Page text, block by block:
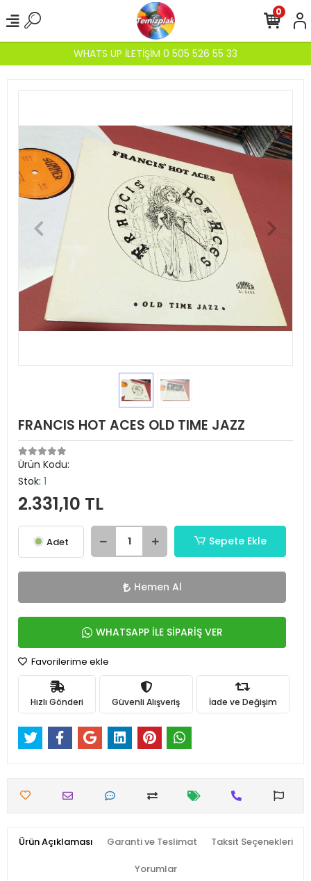
WHATS UP İLETİŞİM 0 505 526 55 33
0
FRANCIS HOT ACES OLD TIME JAZZ
Ürün Kodu:
Stok: 1
2.331,10 TL
Adet Sepete Ekle
Hemen Al
WHATSAPP İLE SİPARİŞ VER
Favorilerime ekle
Hızlı Gönderi Güvenli Alışveriş İade ve Değişim
Ürün Açıklaması Garanti ve Teslimat Taksit Seçenekleri
Yorumlar